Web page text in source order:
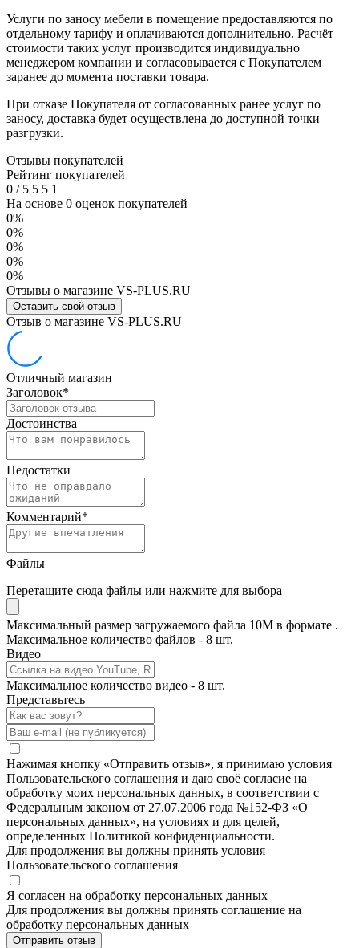
Услуги по заносу мебели в помещение предоставляются по
отдельному тарифу и оплачиваются дополнительно. Расчёт
стоимости таких услуг производится индивидуально
менеджером компании и согласовывается с Покупателем
заранее до момента поставки товара.
При отказе Покупателя от согласованных ранее услуг по
заносу, доставка будет осуществлена до доступной точки
разгрузки.
Отзывы покупателей
Рейтинг покупателей
0 /5 5 5 1
На основе 0 оценок покупателей
0%
0%
0%
0%
0%
Отзывы о магазине VS-PLUS.RU
Оставить свой отзыв
Отзыв о магазине VS-PLUS.RU
Отличный магазин
Заголовок*
Достоинства
Недостатки
Комментарий*
Файлы
Перетащите сюда файлы или нажмите для выбора
Максимальный размер загружаемого файла 10M в формате .
Максимальное количество файлов - 8 шт.
Видео
Максимальное количество видео - 8 шт.
Представьтесь
Нажимая кнопку «Отправить отзыв», я принимаю условия
Пользовательского соглашения и даю своё согласие на
обработку моих персональных данных, в соответствии с
Федеральным законом от 27.07.2006 года №152-ФЗ «О
персональных данных», на условиях и для целей,
определенных Политикой конфиденциальности.
Для продолжения вы должны принять условия
Пользовательского соглашения
Я согласен на обработку персональных данных
Для продолжения вы должны принять соглашение на
обработку персональных данных
Отправить отзыв